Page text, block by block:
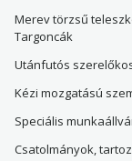
Merev törzsű
Targoncák
Utánfutós
Kézi mozgatású
Speciális
Csatolmányok,